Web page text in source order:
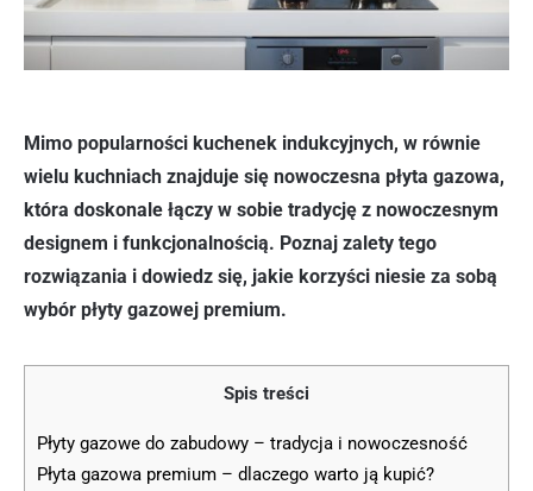
Mimo popularności kuchenek indukcyjnych, w równie
wielu kuchniach znajduje się nowoczesna płyta gazowa,
która doskonale łączy w sobie tradycję z nowoczesnym
designem i funkcjonalnością. Poznaj zalety tego
rozwiązania i dowiedz się, jakie korzyści niesie za sobą
wybór płyty gazowej premium.
Spis treści
Płyty gazowe do zabudowy – tradycja i nowoczesność
Płyta gazowa premium – dlaczego warto ją kupić?